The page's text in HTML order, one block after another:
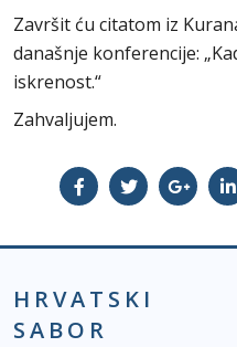
Završit ću citatom iz
današnje konferencije:
iskrenost.“
Zahvaljujem.
HRVATSKI
SABOR